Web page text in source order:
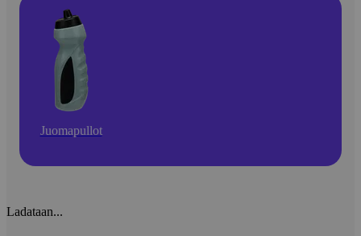
Juomapullot
Ladataan...